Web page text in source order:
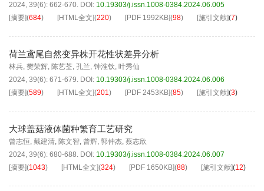
2024, 39(6): 662-670. DOI: 10.19303/j.issn.1008-0384.2024.06.005
[摘要](684) [HTML全文](220) [PDF 1992KB](98) [施引文献](7)
荷兰鸢尾自然变异株开花性状差异分析
林兵, 樊荣辉, 陈艺荃, 孔兰, 钟淮钦, 叶秀仙
2024, 39(6): 671-679. DOI: 10.19303/j.issn.1008-0384.2024.06.006
[摘要](589) [HTML全文](201) [PDF 2453KB](85) [施引文献](3)
大球盖菇液体菌种繁育工艺研究
曾志恒, 戴建清, 陈文智, 曾辉, 郭仲杰, 蔡志欣
2024, 39(6): 680-688. DOI: 10.19303/j.issn.1008-0384.2024.06.007
[摘要](1043) [HTML全文](324) [PDF 1650KB](88) [施引文献](12)